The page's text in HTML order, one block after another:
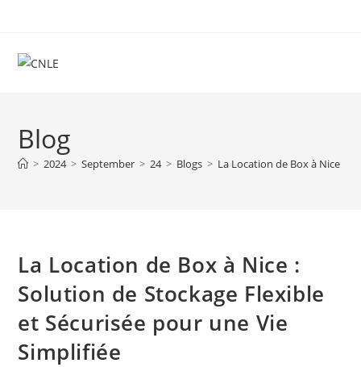
content
Blog
> 2024 > September > 24 > Blogs > La Location de Box à Nice :
La Location de Box à Nice :
Solution de Stockage Flexible
et Sécurisée pour une Vie
Simplifiée